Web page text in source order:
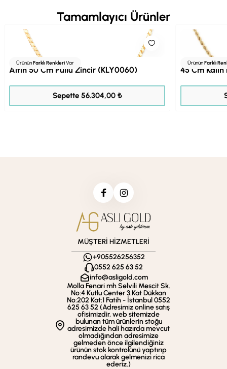
Tamamlayıcı Ürünler
ÜrününFarklı RenkleriVar
Altın 50 Cm Pullu Zincir (KLY0060)
Sepette 56.304,00 ₺
ÜrününFarklı
45 Cm
MÜŞTERİ HİZMETLERİ
+905526256352
0552 625 63 52
info@asligold.com
Molla Fenari mh Selvili Mescit Sk.
No:4 Kutlu Center 3.Kat Dükkan
No:202 Kat:1 Fatih - İstanbul 0552
625 63 52 (Adresimiz online satış
ofisimizdir, web sitemizde
bulunan tüm ürünlerin stoğu
adresimizde hali hazırda mevcut
olmadığından adresimize
gelmeden önce ilgilendiğiniz
ürünün stok kontrolünü yaptırıp
randevu alarak gelmenizi rica
ederiz.)